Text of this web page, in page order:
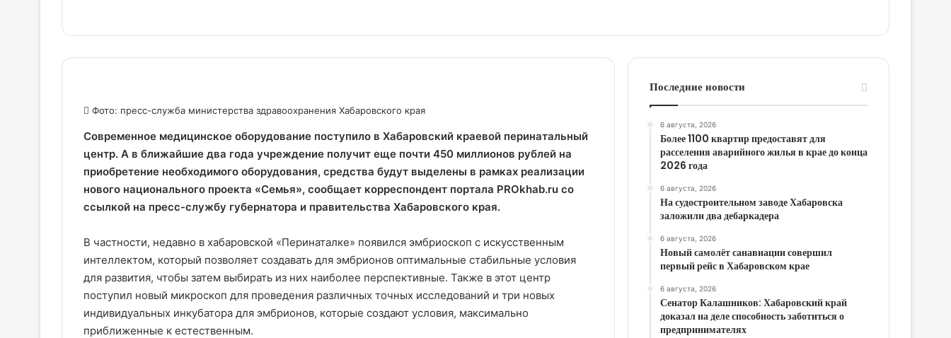
Фото: пресс-служба министерства здравоохранения Хабаровского края
Современное медицинское оборудование поступило в Хабаровский краевой перинатальный
центр. А в ближайшие два года учреждение получит еще почти 450 миллионов рублей на
приобретение необходимого оборудования, средства будут выделены в рамках реализации
нового национального проекта «Семья», сообщает корреспондент портала PROkhab.ru со
ссылкой на пресс-службу губернатора и правительства Хабаровского края.
В частности, недавно в хабаровской «Перинаталке» появился эмбриоскоп с искусственным
интеллектом, который позволяет создавать для эмбрионов оптимальные стабильные условия
для развития, чтобы затем выбирать из них наиболее перспективные. Также в этот центр
поступил новый микроскоп для проведения различных точных исследований и три новых
индивидуальных инкубатора для эмбрионов, которые создают условия, максимально
приближенные к естественным.
Последние новости
6 августа, 2026
Более 1100 квартир предоставят для
расселения аварийного жилья в крае до конца
2026 года
6 августа, 2026
На судостроительном заводе Хабаровска
заложили два дебаркадера
6 августа, 2026
Новый самолёт санавиации совершил
первый рейс в Хабаровском крае
6 августа, 2026
Сенатор Калашников: Хабаровский край
доказал на деле способность заботиться о
предпринимателях